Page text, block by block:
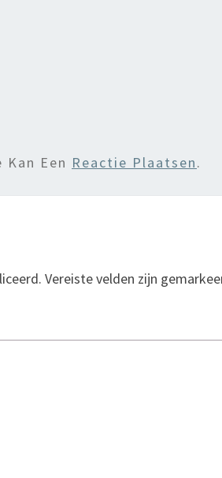
Een Reactie Plaatsen.
Vereiste velden zijn